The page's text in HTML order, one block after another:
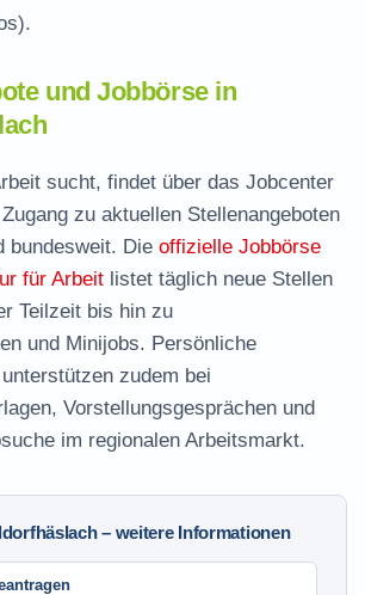
und Jobbörse in
sucht, findet über das Jobcenter
zu aktuellen Stellenangeboten
bundesweit. Die offizielle Jobbörse
für Arbeit listet täglich neue Stellen
Teilzeit bis hin zu
und Minijobs. Persönliche
zudem bei
Vorstellungsgesprächen und
im regionalen Arbeitsmarkt.
– weitere Informationen